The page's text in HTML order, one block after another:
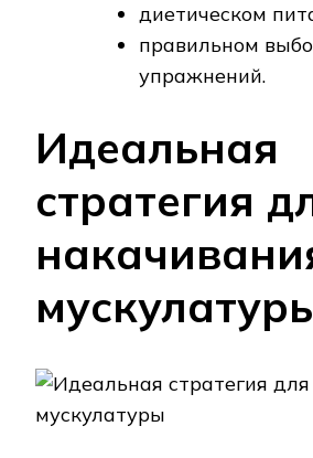
диетическом
правильном
упражнений.
Идеальная
стратегия